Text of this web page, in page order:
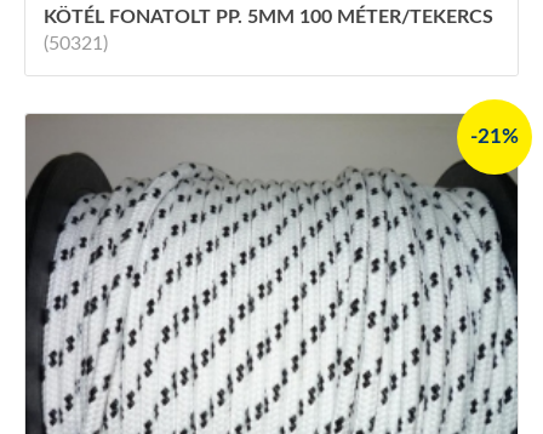
KÖTÉL FONATOLT PP. 5MM 100 MÉTER/TEKERCS
(50321)
-21%